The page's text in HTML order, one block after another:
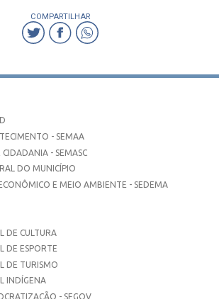
COMPARTILHAR
- SEMAA
CIDADANIA - SEMASC
DO MUNICÍPIO
E MEIO AMBIENTE - SEDEMA
DE CULTURA
DE ESPORTE
DE TURISMO
INDÍGENA
- SEGOV